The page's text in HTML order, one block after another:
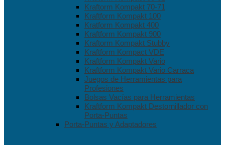
Kraftorm Kompakt 70-71
Kraftform Kompakt 100
Kratform Kompakt 400
Kraftform Kompakt 900
Kraftorm Kompakt Stubby
Kraftform Kompact VDE
Kraftform Kompakt Vario
Kraftform Kompakt Vario Carraca
Juegos de Herramientas para
Profesiones
Bolsas Vacías para Herramientas
Kraftform Kompakt Destornillador con
Porta-Puntas
Porta-Puntas y Adaptadores